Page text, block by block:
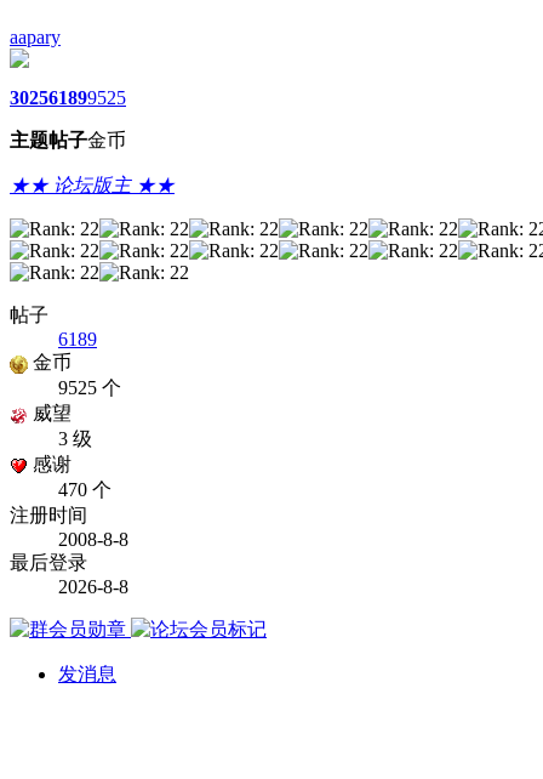
aapary
3025
主题
6189
帖子
9525
金币
★★ 论坛版主 ★★
帖子
6189
金币
9525 个
威望
3 级
感谢
470 个
注册时间
2008-8-8
最后登录
2026-8-8
发消息